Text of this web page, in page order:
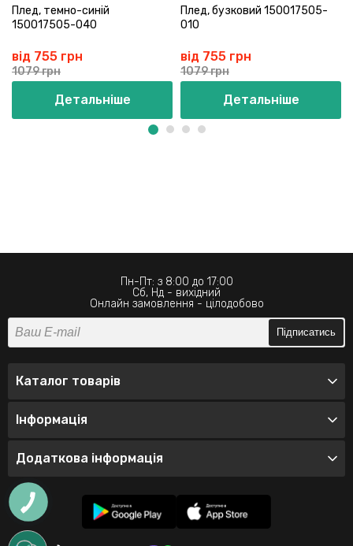
Плед, темно-синій
150017505-040
від 755 грн
1079 грн
Детальніше
Плед, бузковий 150017505-
010
від 755 грн
1079 грн
Детальніше
Пн-Пт: з 8:00 до 17:00
Сб, Нд - вихідний
Онлайн замовлення - цілодобово
Підписатись
Каталог товарів
Інформація
Додаткова інформація